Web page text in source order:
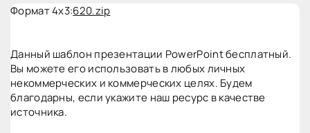
Формат 4x3:620.zip
Данный шаблон презентации PowerPoint бесплатный.
Вы можете его использовать в любых личных
некоммерческих и коммерческих целях. Будем
благодарны, если укажите наш ресурс в качестве
источника.